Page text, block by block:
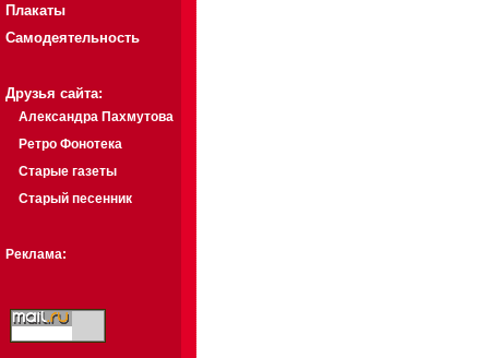
Плакаты
Самодеятельность
Друзья сайта:
Александра Пахмутова
Ретро Фонотека
Старые газеты
Старый песенник
Реклама: